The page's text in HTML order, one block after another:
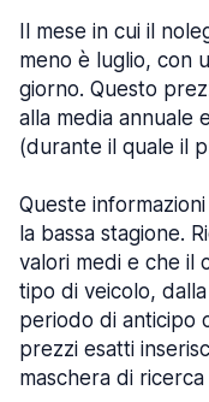
Il mese in cui il
meno è luglio, con
giorno. Questo
alla media annuale
(durante il quale il
Queste
la bassa stagione.
valori medi e che il
tipo di veicolo,
periodo di anticipo
prezzi esatti
maschera di ricerca